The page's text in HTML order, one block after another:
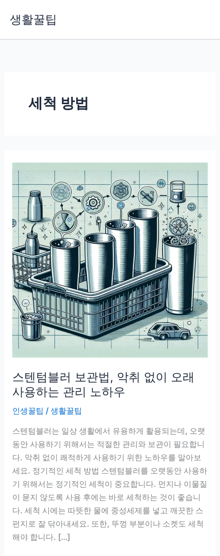
생활꿀팁
세척 방법
스텐텀블러 보관법, 악취 없이 오래
사용하는 관리 노하우
인생꿀팁 /생활꿀팁
스텐텀블러는 일상 생활에서 유용하게 활용되는데, 오랫
동안 사용하기 위해서는 적절한 관리와 보관이 필요합니
다. 악취 없이 쾌적하게 사용하기 위한 노하우를 알아보
세요. 정기적인 세척 방법 스텐텀블러를 오랫동안 사용하
기 위해서는 정기적인 세척이 중요합니다. 먼지나 이물질
이 묻지 않도록 사용 후에는 바로 세척하는 것이 좋습니
다. 세척 시에는 따뜻한 물에 중성세제를 넣고 깨끗한 스
펀지로 잘 닦아내세요. 또한, 뚜껑 부분이나 소켓도 세척
해야 합니다. […]